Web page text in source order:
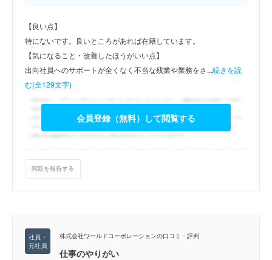
【良い点】
特にないです。良いところがあれば在籍しています。
【気になること・改善したほうがいい点】
出向社員へのサポートが全くなく不当な残業や業務をさ...続きを読
む(全129文字)
会員登録（無料）して閲覧する
問題を報告する
株式会社ワールドコーポレーションの口コミ・評判
仕事のやりがい